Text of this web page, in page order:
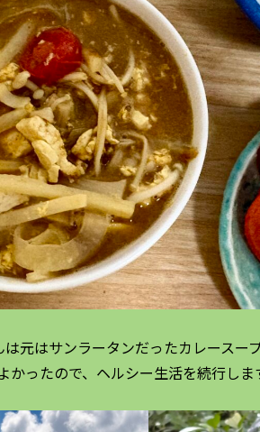
元はサンラータンだったカレースー
かったので、ヘルシー生活を続行しま